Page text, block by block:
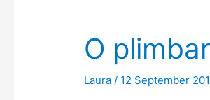
O
Laura/ 12 September